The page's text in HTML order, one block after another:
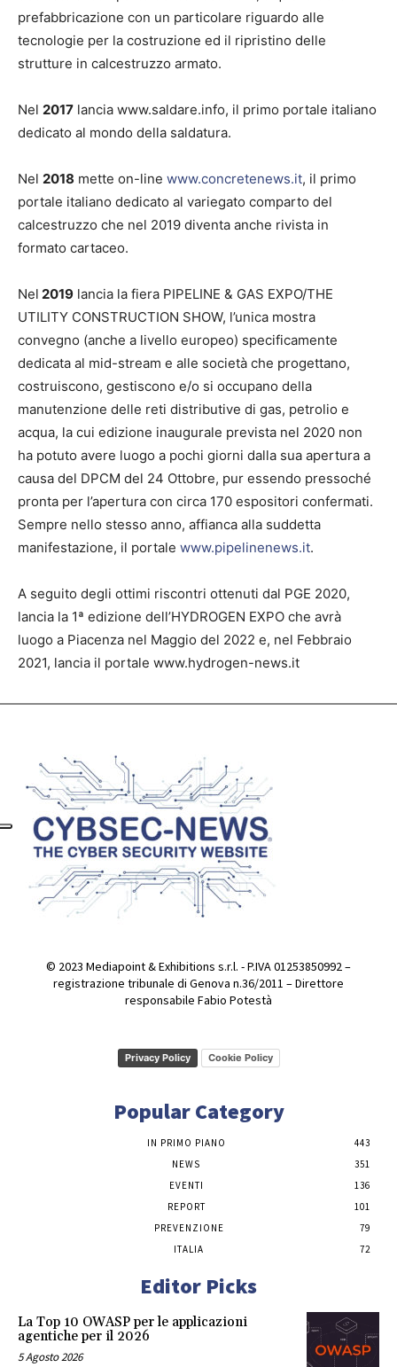
prefabbricazione con un particolare riguardo alle
tecnologie per la costruzione ed il ripristino delle
strutture in calcestruzzo armato.
Nel 2017 lancia www.saldare.info, il primo portale italiano
dedicato al mondo della saldatura.
Nel 2018 mette on-line www.concretenews.it, il primo
portale italiano dedicato al variegato comparto del
calcestruzzo che nel 2019 diventa anche rivista in
formato cartaceo.
Nel 2019 lancia la fiera PIPELINE & GAS EXPO/THE
UTILITY CONSTRUCTION SHOW, l’unica mostra
convegno (anche a livello europeo) specificamente
dedicata al mid-stream e alle società che progettano,
costruiscono, gestiscono e/o si occupano della
manutenzione delle reti distributive di gas, petrolio e
acqua, la cui edizione inaugurale prevista nel 2020 non
ha potuto avere luogo a pochi giorni dalla sua apertura a
causa del DPCM del 24 Ottobre, pur essendo pressoché
pronta per l’apertura con circa 170 espositori confermati.
Sempre nello stesso anno, affianca alla suddetta
manifestazione, il portale www.pipelinenews.it.
A seguito degli ottimi riscontri ottenuti dal PGE 2020,
lancia la 1ª edizione dell’HYDROGEN EXPO che avrà
luogo a Piacenza nel Maggio del 2022 e, nel Febbraio
2021, lancia il portale www.hydrogen-news.it
© 2023 Mediapoint & Exhibitions s.r.l. - P.IVA 01253850992 –
registrazione tribunale di Genova n.36/2011 – Direttore
responsabile Fabio Potestà
Privacy Policy Cookie Policy
Popular Category
IN PRIMO PIANO
443
NEWS
351
EVENTI
136
REPORT
101
PREVENZIONE
79
ITALIA
72
Editor Picks
La Top 10 OWASP per le applicazioni
agentiche per il 2026
5 Agosto 2026